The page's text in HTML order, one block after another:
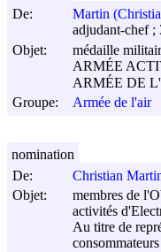
De:
Martin
adjudant-chef ;
Objet:
médaille
ARMÉE
ARMÉE DE
Groupe:
Armée de l'air
De:
Christian
Objet:
membres de
activités
Au titre de
nomination